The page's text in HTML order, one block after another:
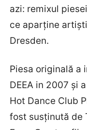
azi: remixul
ce aparţine
Dresden.
Piesa originală a
DEEA in 2007 şi
Hot Dance Club
fost susţinută de